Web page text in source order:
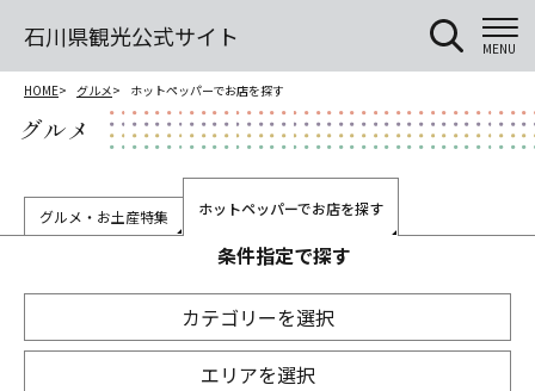
石川県観光公式サイト MENU
HOME グルメ ホットペッパーでお店を探す
グルメ
グルメ・お土産特集 ホットペッパーでお店を探す
条件指定で探す
カテゴリーを選択
エリアを選択